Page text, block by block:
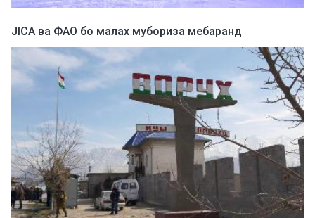
JICA ва ФАО бо малах мубориза мебаранд